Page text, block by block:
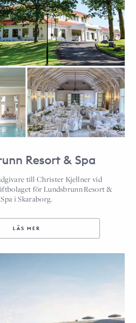
Resort & Spa
till Christer Kjellner vid
för Lundsbrunn Resort &
Spa i Skaraborg.
LÄS MER